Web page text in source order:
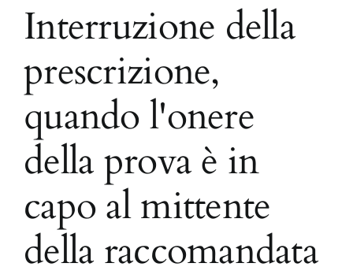
Interruzione della
prescrizione,
quando l'onere
della prova è in
capo al mittente
della raccomandata